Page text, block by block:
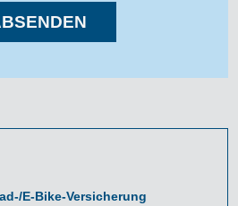
E-Bike-Versicherung